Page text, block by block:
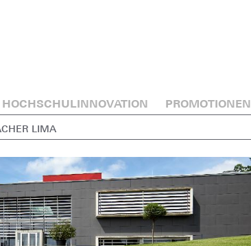
HOCHSCHULINNOVATION PROMOTIONEN
LIMA